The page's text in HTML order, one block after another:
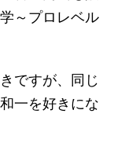
～プロレベル
ですが、同じ
一を好きにな